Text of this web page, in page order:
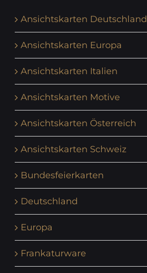
Ansichtskarten Deutschland
Ansichtskarten Europa
Ansichtskarten Italien
Ansichtskarten Motive
Ansichtskarten Österreich
Ansichtskarten Schweiz
Bundesfeierkarten
Deutschland
Europa
Frankaturware